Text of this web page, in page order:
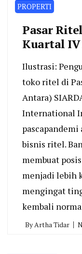
PROPERTI
Pasar
Kuartal IV
Ilustrasi:
toko ritel di
Antara)
International
bisnis ritel.
membuat
menjadi lebih
mengingat
kembali
ByArtha Tidar